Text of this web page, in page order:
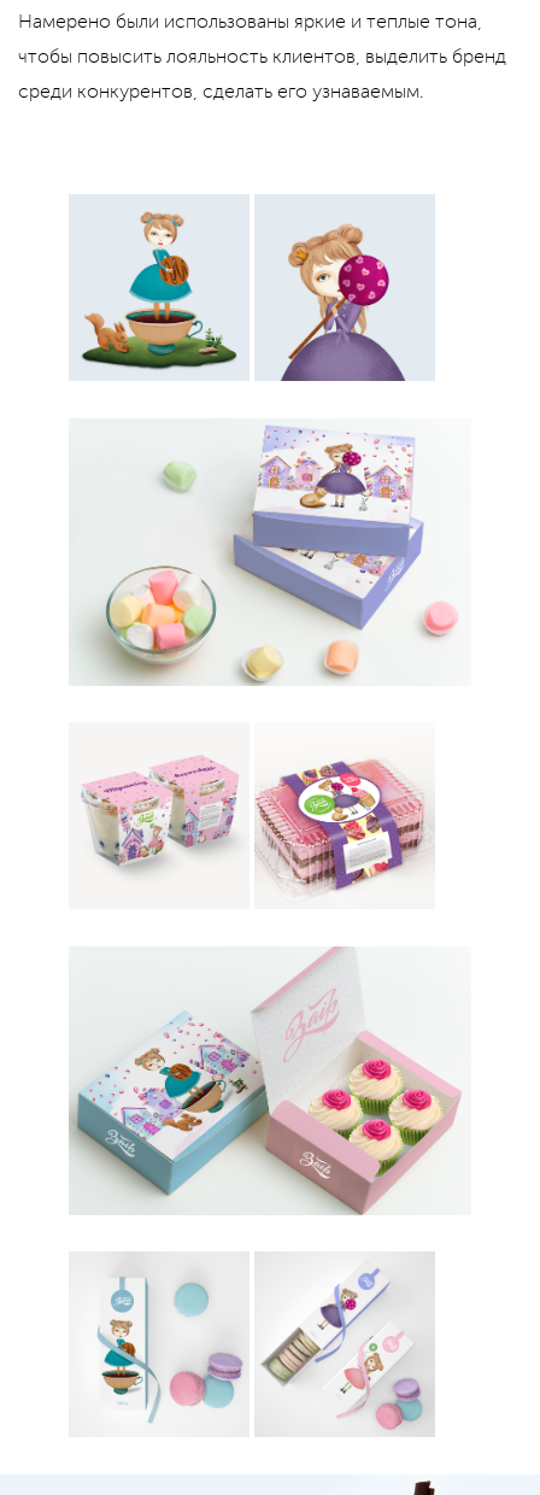
Намерено были использованы яркие и теплые тона,
чтобы повысить лояльность клиентов, выделить бренд
среди конкурентов, сделать его узнаваемым.